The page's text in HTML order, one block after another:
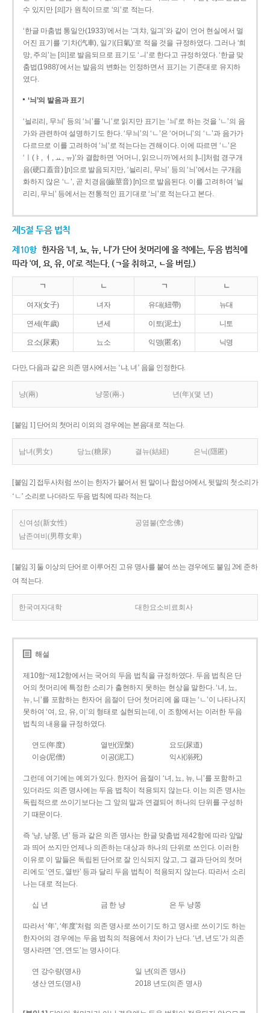
수 있지만 [의]가 원칙이므로 ‘의’로 적는다.
‘한글 마춤법 통일안(1933)’에서는 ‘긔챠, 일긔’와 같이 언어 현실에서 멀
어진 표기를 ‘기차(汽車), 일기(日氣)’로 적을 것을 규정하였다. 그러나 ‘희
망, 주의’는 [의]로 발음되므로 표기도 ‘ㅢ’로 한다고 규정하였다. ‘한글 맞
춤법(1988)’에서는 발음의 변화는 인정하면서 표기는 기존대로 유지하
였다.
‘늬’의 발음과 표기
‘늴리리, 무늬’ 등의 ‘늬’를 ‘니’로 읽지만 표기는 ‘늬’로 하는 것을 ‘ㄴ’의 음
가와 관련하여 설명하기도 한다. ‘무늬’의 ‘ㄴ’은 ‘어머니’의 ‘ㄴ’과 음가가
다르므로 이를 고려하여 ‘늬’로 적는다는 견해이다. 이에 따르면 ‘ㄴ’은
‘ㅣ(ㅑ, ㅕ, ㅛ, ㅠ)’와 결합하면 ‘어머니, 읽으니까’에서의 [니]처럼 경구개
음(硬口蓋音) [ɲ]으로 발음되지만, ‘늴리리, 무늬’ 등의 ‘늬’에서는 구개음
화하지 않은 ‘ㄴ’, 곧 치경음(齒莖音) [n]으로 발음된다. 이를 고려하여 ‘늴
리리, 무늬’ 등에서는 전통적인 표기대로 ‘늬’로 적는다고 본다.
제5절 두음 법칙
제10항 한자음 ‘녀, 뇨, 뉴, 니’가 단어 첫머리에 올 적에는, 두음 법칙에
따라 ‘여, 요, 유, 이’로 적는다. (ㄱ을 취하고, ㄴ을 버림.)
ㄱ ㄴ ㄱ ㄴ
여자(女子) 녀자 유대(紐帶) 뉴대
연세(年歲) 년세 이토(泥土) 니토
요소(尿素) 뇨소 익명(匿名) 닉명
다만, 다음과 같은 의존 명사에서는 ‘냐, 녀’ 음을 인정한다.
냥(兩) 냥쭝(兩-) 년(年)(몇 년)
[붙임 1] 단어의 첫머리 이외의 경우에는 본음대로 적는다.
남녀(男女) 당뇨(糖尿) 결뉴(結紐) 은닉(隱匿)
[붙임 2] 접두사처럼 쓰이는 한자가 붙어서 된 말이나 합성어에서, 뒷말의 첫소리가
‘ㄴ’ 소리로 나더라도 두음 법칙에 따라 적는다.
신여성(新女性)
공염불(空念佛)
남존여비(男尊女卑)
[붙임 3] 둘 이상의 단어로 이루어진 고유 명사를 붙여 쓰는 경우에도 붙임 2에 준하
여 적는다.
한국여자대학 대한요소비료회사
해설
제10항~제12항에서는 국어의 두음 법칙을 규정하였다. 두음 법칙은 단
어의 첫머리에 특정한 소리가 출현하지 못하는 현상을 말한다. ‘녀, 뇨,
뉴, 니’를 포함하는 한자어 음절이 단어 첫머리에 올 때는 ‘ㄴ’이 나타나지
못하여 ‘여, 요, 유, 이’의 형태로 실현되는데, 이 조항에서는 이러한 두음
법칙의 내용을 규정하였다.
연도(年度) 열반(涅槃)
요도(尿道)
이승(尼僧)
이공(泥工) 익사(溺死)
그런데 여기에는 예외가 있다. 한자어 음절이 ‘녀, 뇨, 뉴, 니’를 포함하고
있더라도 의존 명사에는 두음 법칙이 적용되지 않는다. 이는 의존 명사는
독립적으로 쓰이기보다는 그 앞의 말과 연결되어 하나의 단위를 구성하
기 때문이다.
즉 ‘냥, 냥쭝, 년’ 등과 같은 의존 명사는 한글 맞춤법 제42항에 따라 앞말
과 띄어 쓰지만 언제나 의존하는 대상과 하나의 단위로 쓰인다. 이러한
이유로 이 말들은 독립된 단어로 잘 인식되지 않고, 그 결과 단어의 첫머
리에도 ‘연도, 열반’ 등과 달리 두음 법칙이 적용되지 않는다. 따라서 소리
나는 대로 적는다.
십 년 금 한 냥 은 두 냥쭝
따라서 ‘年’, ‘年度’처럼 의존 명사로 쓰이기도 하고 명사로 쓰이기도 하는
한자어의 경우에는 두음 법칙의 적용에서 차이가 난다. ‘년, 년도’가 의존
명사라면 ‘연, 연도’는 명사이다.
연 강수량(명사)
일 년(의존 명사)
생산 연도(명사)
2018 년도(의존 명사)